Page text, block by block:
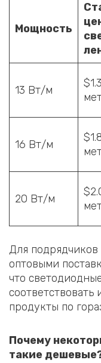
Мощность
13 Вт/м
16 Вт/м
20 Вт/м
Для
оптовыми
что
продукты по
Почему
такие